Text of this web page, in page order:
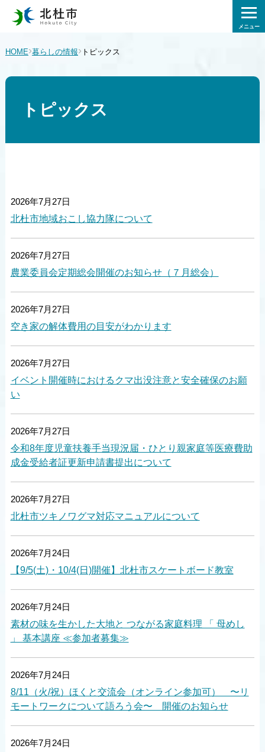
メニュー
HOME›暮らしの情報› トピックス
トピックス
2026年7月27日
北杜市地域おこし協力隊について
2026年7月27日
農業委員会定期総会開催のお知らせ（７月総会）
2026年7月27日
空き家の解体費用の目安がわかります
2026年7月27日
イベント開催時におけるクマ出没注意と安全確保のお願
い
2026年7月27日
令和8年度児童扶養手当現況届・ひとり親家庭等医療費助
成金受給者証更新申請書提出について
2026年7月27日
北杜市ツキノワグマ対応マニュアルについて
2026年7月24日
【9/5(土)・10/4(日)開催】北杜市スケートボード教室
2026年7月24日
素材の味を生かした大地と つながる家庭料理 「 母めし
」 基本講座 ≪参加者募集≫
2026年7月24日
8/11（火/祝）ほくと交流会（オンライン参加可） 〜リ
モートワークについて語ろう会〜 開催のお知らせ
2026年7月24日